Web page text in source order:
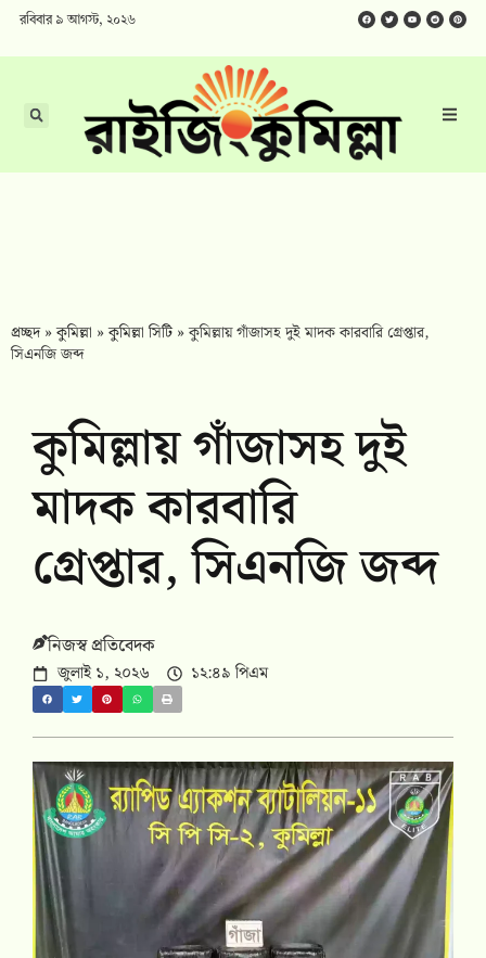
রবিবার ৯ আগস্ট, ২০২৬
প্রচ্ছদ»কুমিল্লা »কুমিল্লা সিটি »কুমিল্লায় গাঁজাসহ দুই মাদক কারবারি গ্রেপ্তার,
সিএনজি জব্দ
কুমিল্লায় গাঁজাসহ দুই
মাদক কারবারি
গ্রেপ্তার, সিএনজি জব্দ
নিজস্ব প্রতিবেদক
জুলাই ১, ২০২৬ ১২:৪৯ পিএম